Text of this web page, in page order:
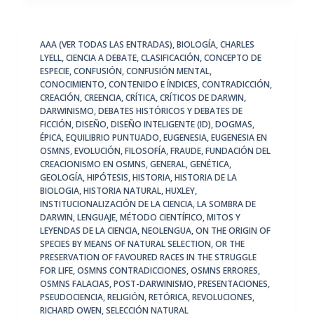
AAA (VER TODAS LAS ENTRADAS),BIOLOGÍA,CHARLES
LYELL,CIENCIA A DEBATE,CLASIFICACIÓN,CONCEPTO DE
ESPECIE,CONFUSIÓN,CONFUSIÓN MENTAL,
CONOCIMIENTO,CONTENIDO E ÍNDICES,CONTRADICCIÓN,
CREACIÓN,CREENCIA,CRÍTICA,CRÍTICOS DE DARWIN,
DARWINISMO,DEBATES HISTÓRICOS Y DEBATES DE
FICCIÓN,DISEÑO,DISEÑO INTELIGENTE (ID),DOGMAS,
ÉPICA,EQUILIBRIO PUNTUADO,EUGENESIA,EUGENESIA EN
OSMNS,EVOLUCIÓN,FILOSOFÍA,FRAUDE,FUNDACIÓN DEL
CREACIONISMO EN OSMNS,GENERAL,GENÉTICA,
GEOLOGÍA,HIPÓTESIS,HISTORIA,HISTORIA DE LA
BIOLOGIA,HISTORIA NATURAL,HUXLEY,
INSTITUCIONALIZACIÓN DE LA CIENCIA,LA SOMBRA DE
DARWIN,LENGUAJE,MÉTODO CIENTÍFICO,MITOS Y
LEYENDAS DE LA CIENCIA,NEOLENGUA,ON THE ORIGIN OF
SPECIES BY MEANS OF NATURAL SELECTION,OR THE
PRESERVATION OF FAVOURED RACES IN THE STRUGGLE
FOR LIFE,OSMNS CONTRADICCIONES,OSMNS ERRORES,
OSMNS FALACIAS,POST-DARWINISMO,PRESENTACIONES,
PSEUDOCIENCIA,RELIGIÓN,RETÓRICA,REVOLUCIONES,
RICHARD OWEN,SELECCIÓN NATURAL